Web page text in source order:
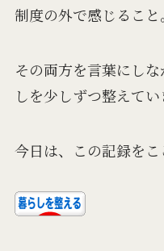
制度の外で感じること。
その両方を言葉にし
しを少しずつ整えてい
今日は、この記録をこ